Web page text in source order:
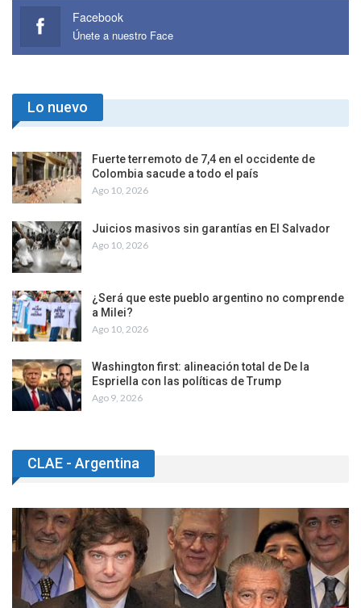
Facebook
Únete a nuestro Face
Lo nuevo
Fuerte terremoto de 7,4 en el occidente de
Colombia sacude a todo el país
Ago 10, 2026
Juicios masivos sin garantías en El Salvador
Ago 10, 2026
¿Será que este pueblo argentino no comprende
a Milei?
Ago 10, 2026
Washington first: alineación total de De la
Espriella con las políticas de Trump
Ago 9, 2026
CLAE - Argentina